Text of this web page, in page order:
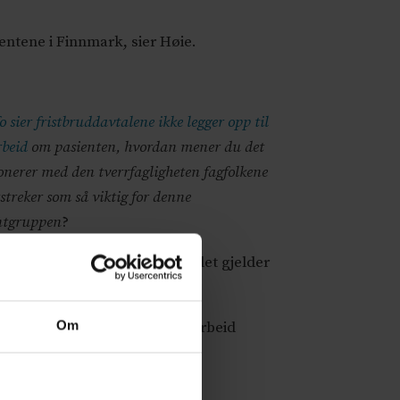
Om
i Finnmark, sier Høie.
sier fristbruddavtalene ikke legger opp til
om pasienten, hvordan mener du det
med den tverrfagligheten fagfolkene
som så viktig for denne
?
helsetjenesten når det gjelder
har et tilsvarende samarbeid